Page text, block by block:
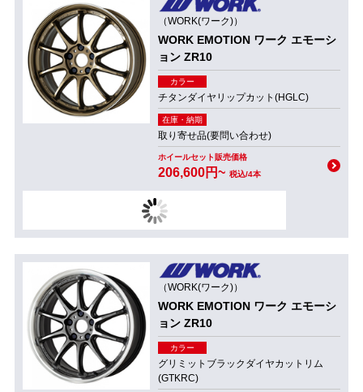
（WORK(ワーク)）
WORK EMOTION ワーク エモーシ
ョン ZR10
カラー
チタンダイヤリップカット(HGLC)
在庫・納期
取り寄せ品(要問い合わせ)
ホイールセット販売価格
206,600円~ 税込/4本
（WORK(ワーク)）
WORK EMOTION ワーク エモーシ
ョン ZR10
カラー
グリミットブラックダイヤカットリム
(GTKRC)